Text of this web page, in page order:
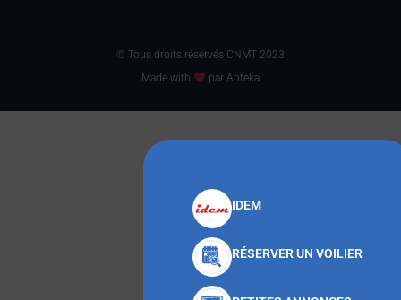
IDEM
RÉSERVER UN VOILIER
© Tous droits réservés CNMT 2023
Made with
par Anteka